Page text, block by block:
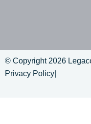
© Copyright 2026
Privacy Policy